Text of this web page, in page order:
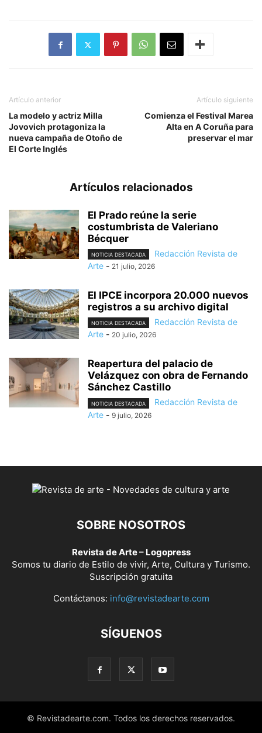
Artículo anterior
La modelo y actriz Milla
Jovovich protagoniza la
nueva campaña de Otoño de
El Corte Inglés
Artículo siguiente
Comienza el Festival Marea
Alta en A Coruña para
preservar el mar
Artículos relacionados
El Prado reúne la serie
costumbrista de Valeriano
Bécquer
NOTICIA DESTACADA
Redacción Revista de
Arte - 21 julio, 2026
El IPCE incorpora 20.000 nuevos
registros a su archivo digital
NOTICIA DESTACADA
Redacción Revista de
Arte - 20 julio, 2026
Reapertura del palacio de
Velázquez con obra de Fernando
Sánchez Castillo
NOTICIA DESTACADA
Redacción Revista de
Arte - 9 julio, 2026
SOBRE NOSOTROS
Revista de Arte – Logopress
Somos tu diario de Estilo de vivir, Arte, Cultura y Turismo.
Suscripción gratuita
Contáctanos: info@revistadearte.com
SÍGUENOS
© Revistadearte.com. Todos los derechos reservados.